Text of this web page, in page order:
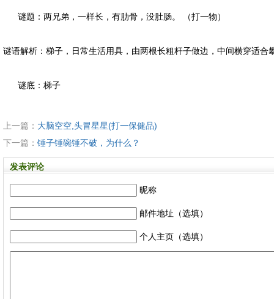
谜题：两兄弟，一样长，有肋骨，没肚肠。 （打一物）
谜语解析：梯子，日常生活用具，由两根长粗杆子做边，中间横穿适合
谜底：梯子
上一篇： 大脑空空,头冒星星(打一保健品)
下一篇： 锤子锤碗锤不破，为什么？
发表评论
昵称
邮件地址（选填）
个人主页（选填）